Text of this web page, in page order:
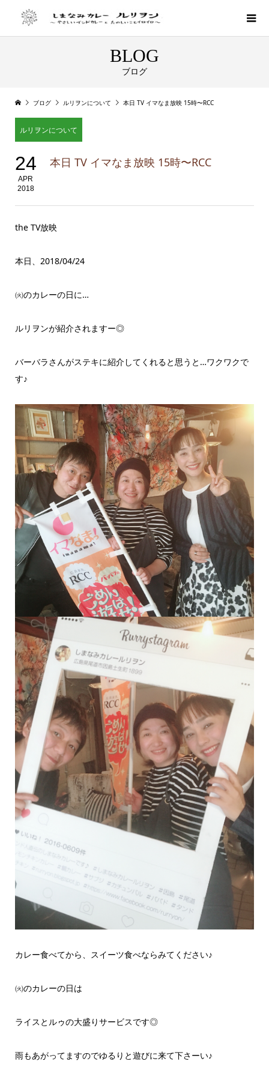
BLOG
ブログ
ブログ ルリヲンについて 本日 TV イマなま放映 15時〜RCC
ルリヲンについて
24
APR
2018
本日 TV イマなま放映 15時〜RCC
the TV放映
本日、2018/04/24
㈫のカレーの日に…
ルリヲンが紹介されますー◎
バーバラさんがステキに紹介してくれると思うと…ワクワクで
す♪
カレー食べてから、スイーツ食べならみてください♪
㈫のカレーの日は
ライスとルゥの大盛りサービスです◎
雨もあがってますのでゆるりと遊びに来て下さーい♪